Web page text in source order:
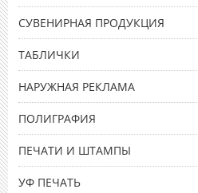
СУВЕНИРНАЯ ПРОДУКЦИЯ
ТАБЛИЧКИ
НАРУЖНАЯ РЕКЛАМА
ПОЛИГРАФИЯ
ПЕЧАТИ И ШТАМПЫ
УФ ПЕЧАТЬ